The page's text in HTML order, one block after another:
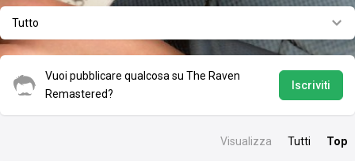
Tutto
Vuoi pubblicare qualcosa su The Raven
Remastered?
Iscriviti
Visualizza Tutti Top